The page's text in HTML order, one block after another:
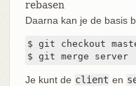
rebasen
Daarna kan je de basis
$ git checkout
$ git merge server
Je kunt de client en